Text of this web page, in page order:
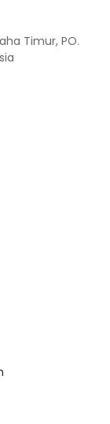
Timur, PO.